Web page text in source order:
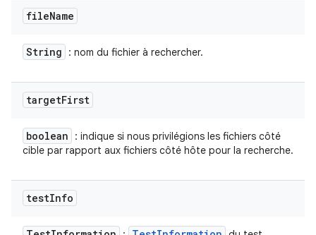
fileName
String : nom du fichier à rechercher.
targetFirst
boolean
: indique si nous privilégions les fichiers côté
cible par rapport aux fichiers côté hôte pour la recherche.
testInfo